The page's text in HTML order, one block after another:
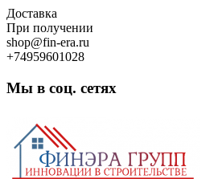
Skip
to
content
Доставка
При получении
shop@fin-era.ru
+74959601028
Мы в соц. сетях